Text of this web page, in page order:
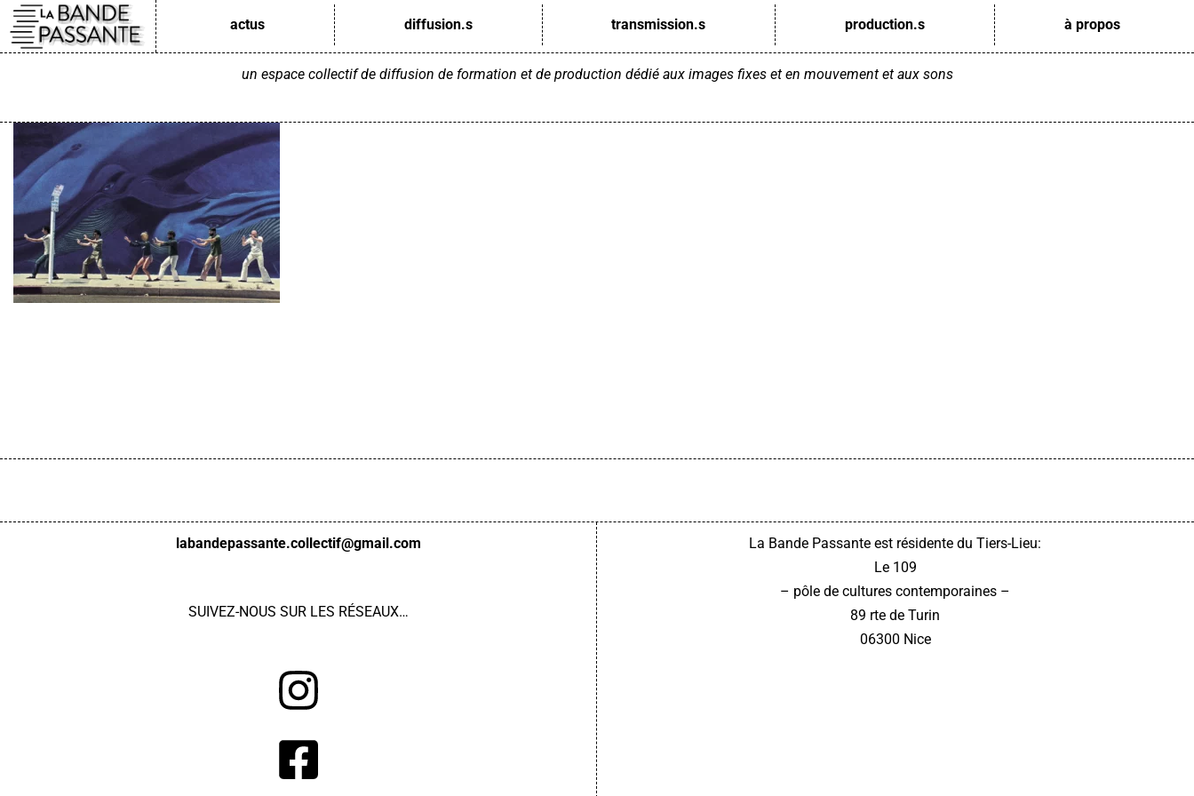
Aller
actus diffusion.s transmission.s production.s à propos
un espace collectif de diffusion de formation et de production dédié aux images fixes et en mouvement et aux sons
labandepassante.collectif@gmail.com
SUIVEZ-NOUS SUR LES RÉSEAUX…
La Bande Passante est résidente du Tiers-Lieu:
Le 109
– pôle de cultures contemporaines –
89 rte de Turin
06300 Nice